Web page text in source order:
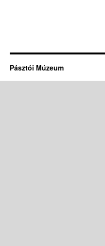
Pásztói Múzeum